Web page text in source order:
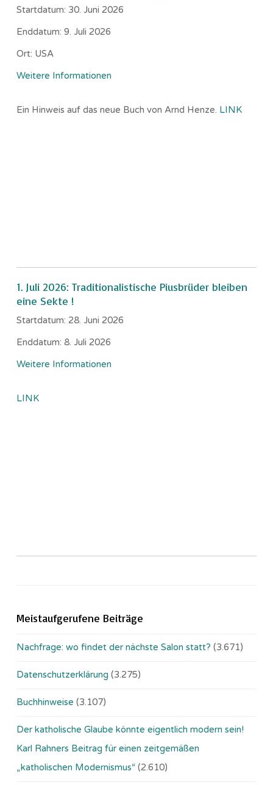
Startdatum: 30. Juni 2026
Enddatum: 9. Juli 2026
Ort: USA
Weitere Informationen
Ein Hinweis auf das neue Buch von Arnd Henze. LINK
1. Juli 2026: Traditionalistische Piusbrüder bleiben
eine Sekte !
Startdatum: 28. Juni 2026
Enddatum: 8. Juli 2026
Weitere Informationen
LINK
Meistaufgerufene Beiträge
Nachfrage: wo findet der nächste Salon statt? (3.671)
Datenschutzerklärung (3.275)
Buchhinweise (3.107)
Der katholische Glaube könnte eigentlich modern sein!
Karl Rahners Beitrag für einen zeitgemäßen
„katholischen Modernismus“ (2.610)